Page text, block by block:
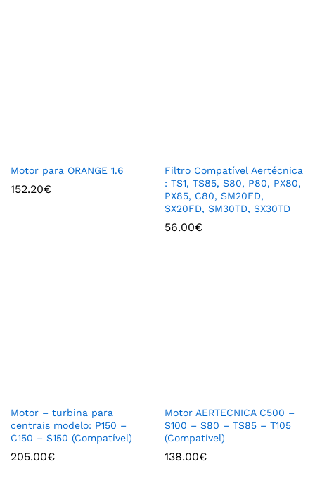
Motor para ORANGE 1.6
152.20€
Filtro Compatível Aertécnica
: TS1, TS85, S80, P80, PX80,
PX85, C80, SM20FD,
SX20FD, SM30TD, SX30TD
56.00€
Motor – turbina para
centrais modelo: P150 –
C150 – S150 (Compatível)
205.00€
Motor AERTECNICA C500 –
S100 – S80 – TS85 – T105
(Compatível)
138.00€